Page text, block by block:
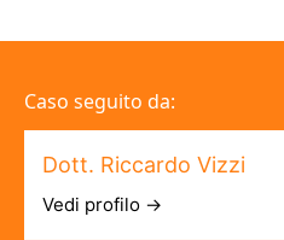
Caso seguito da:
Dott. Riccardo Vizzi
Vedi profilo →